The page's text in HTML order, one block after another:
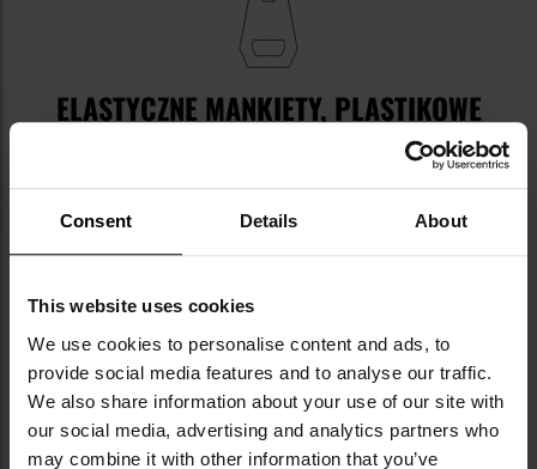
Consent Details About
This website uses cookies
We use cookies to personalise content and ads, to
provide social media features and to analyse our traffic.
We also share information about your use of our site with
our social media, advertising and analytics partners who
may combine it with other information that you’ve
ELASTYCZNE MANKIETY, PLASTIKOWE
Elastyczne mankietyodpowiadają za dobre
dopasowanie rękawic do nadgarstków, zwiększając
spiąć rękawice razem – co ułatwia ich